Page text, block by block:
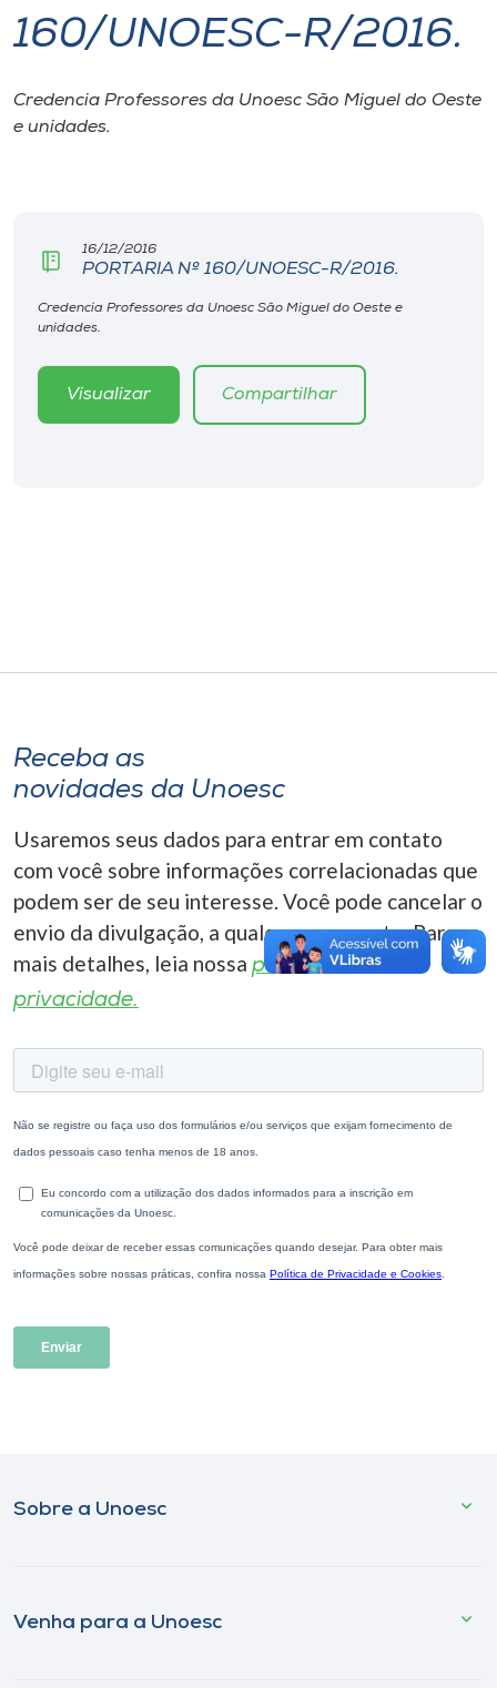
I.nova
Diplomados
CPA
Biblioteca
Editora
A-
160/UNOESC-R/2016.
Credencia Professores da Unoesc São Miguel do Oeste
e unidades.
16/12/2016
PORTARIA Nº 160/UNOESC-R/2016.
Credencia Professores da Unoesc São Miguel do Oeste e
unidades.
Visualizar Compartilhar
Receba as
novidades da Unoesc
Usaremos seus dados para entrar em contato
com você sobre informações correlacionadas que
podem ser de seu interesse. Você pode cancelar o
envio da divulgação, a qualquer momento. Para
mais detalhes, leia nossa política de
privacidade.
Sobre a Unoesc
Venha para a Unoesc